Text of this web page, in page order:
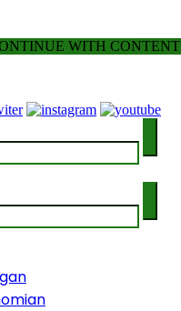
WITH CONTENT